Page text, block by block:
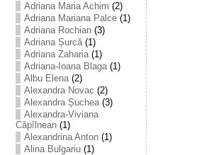
Adriana Maria Achim (2)
Adriana Mariana Palce(1)
Adriana Rochian(3)
Adriana Șurcă(1)
Adriana Zaharia(1)
Adriana-Ioana Blaga(1)
Albu Elena(2)
Alexandra Novac (2)
Alexandra Șuchea(3)
Alexandra-Viviana
Căpîlnean(1)
Alexandrina Anton(1)
Alina Bulgariu(1)